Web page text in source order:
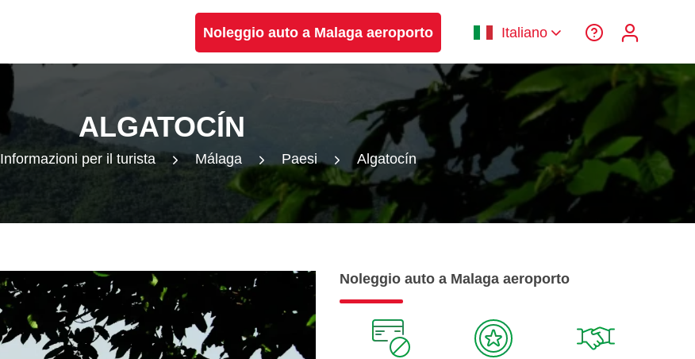
Noleggio auto a Malaga aeroporto Italiano
ALGATOCÍN
Informazioni per il turista Málaga Paesi Algatocín
Noleggio auto a Malaga aeroporto